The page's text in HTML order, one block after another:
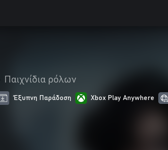
Παιχνίδια ρόλων
Έξυπνη Παράδοση Xbox Play Anywhere